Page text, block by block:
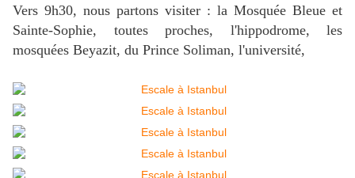
Vers 9h30, nous partons visiter : la Mosquée Bleue et
Sainte-Sophie, toutes proches, l'hippodrome, les
mosquées Beyazit, du Prince Soliman, l'université,